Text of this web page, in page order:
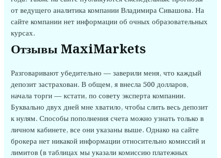
от ведущего аналитика компании Владимира Сивашова. На
сайте компании нет информации об очных образовательных
курсах.
Отзывы MaxiMarkets
Разговаривают убедительно — заверили меня, что каждый
депозит застрахован. В общем, я внесла 500 долларов,
начала торги — кстати, по совету эксперта компании.
Буквально двух дней мне хватило, чтобы слить весь депозит
к нулям. Способы пополнения счета можно узнать только в
личном кабинете, все они указаны выше. Однако на сайте
брокера нет никакой информации относительно комиссий и
лимитов (в таблицах мы указали комиссию платежных